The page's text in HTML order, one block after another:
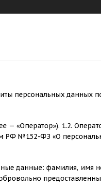
персональных данных
«Оператор»). 1.2.
РФ №152-ФЗ «О
данные: фамилия, имя